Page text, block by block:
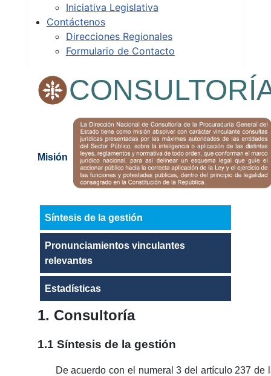
Iniciativa Legislativa
Contáctenos
Direcciones Regionales
Formulario de Contacto
Misión
Síntesis de la gestión
Pronunciamientos vinculantes
relevantes
Estadísticas
1. Consultoría
1.1 Síntesis de la gestión
De acuerdo con el numeral 3 del artículo 237